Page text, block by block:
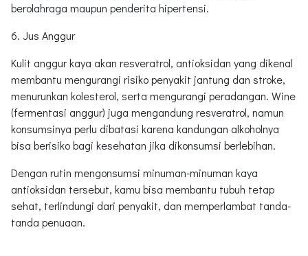
berolahraga maupun penderita hipertensi.
6. Jus Anggur
Kulit anggur kaya akan resveratrol, antioksidan yang dikenal
membantu mengurangi risiko penyakit jantung dan stroke,
menurunkan kolesterol, serta mengurangi peradangan. Wine
(fermentasi anggur) juga mengandung resveratrol, namun
konsumsinya perlu dibatasi karena kandungan alkoholnya
bisa berisiko bagi kesehatan jika dikonsumsi berlebihan.
Dengan rutin mengonsumsi minuman-minuman kaya
antioksidan tersebut, kamu bisa membantu tubuh tetap
sehat, terlindungi dari penyakit, dan memperlambat tanda-
tanda penuaan.